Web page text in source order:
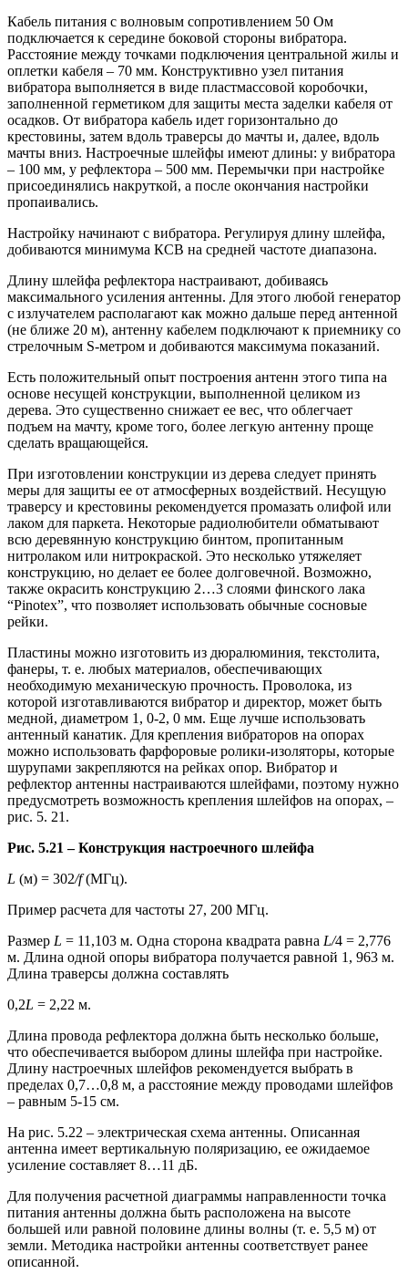
Кабель питания с волновым сопротивлением 50 Ом
подключается к середине боковой стороны вибратора.
Расстояние между точками подключения центральной жилы и
оплетки кабеля – 70 мм. Конструктивно узел питания
вибратора выполняется в виде пластмассовой коробочки,
заполненной герметиком для защиты места заделки кабеля от
осадков. От вибратора кабель идет горизонтально до
крестовины, затем вдоль траверсы до мачты и, далее, вдоль
мачты вниз. Настроечные шлейфы имеют длины: у вибратора
– 100 мм, у рефлектора – 500 мм. Перемычки при настройке
присоединялись накруткой, а после окончания настройки
пропаивались.
Настройку начинают с вибратора. Регулируя длину шлейфа,
добиваются минимума КСВ на средней частоте диапазона.
Длину шлейфа рефлектора настраивают, добиваясь
максимального усиления антенны. Для этого любой генератор
с излучателем располагают как можно дальше перед антенной
(не ближе 20 м), антенну кабелем подключают к приемнику со
стрелочным S-метром и добиваются максимума показаний.
Есть положительный опыт построения антенн этого типа на
основе несущей конструкции, выполненной целиком из
дерева. Это существенно снижает ее вес, что облегчает
подъем на мачту, кроме того, более легкую антенну проще
сделать вращающейся.
При изготовлении конструкции из дерева следует принять
меры для защиты ее от атмосферных воздействий. Несущую
траверсу и крестовины рекомендуется промазать олифой или
лаком для паркета. Некоторые радиолюбители обматывают
всю деревянную конструкцию бинтом, пропитанным
нитролаком или нитрокраской. Это несколько утяжеляет
конструкцию, но делает ее более долговечной. Возможно,
также окрасить конструкцию 2…3 слоями финского лака
“Pinotex”, что позволяет использовать обычные сосновые
рейки.
Пластины можно изготовить из дюралюминия, текстолита,
фанеры, т. е. любых материалов, обеспечивающих
необходимую механическую прочность. Проволока, из
которой изготавливаются вибратор и директор, может быть
медной, диаметром 1, 0-2, 0 мм. Еще лучше использовать
антенный канатик. Для крепления вибраторов на опорах
можно использовать фарфоровые ролики-изоляторы, которые
шурупами закрепляются на рейках опор. Вибратор и
рефлектор антенны настраиваются шлейфами, поэтому нужно
предусмотреть возможность крепления шлейфов на опорах, –
рис. 5. 21.
Рис. 5.21 – Конструкция настроечного шлейфа
L (м) = 302/f(МГц).
Пример расчета для частоты 27, 200 МГц.
Размер L = 11,103 м. Одна сторона квадрата равна L/4 = 2,776
м. Длина одной опоры вибратора получается равной 1, 963 м.
Длина траверсы должна составлять
0,2L = 2,22 м.
Длина провода рефлектора должна быть несколько больше,
что обеспечивается выбором длины шлейфа при настройке.
Длину настроечных шлейфов рекомендуется выбрать в
пределах 0,7…0,8 м, а расстояние между проводами шлейфов
– равным 5-15 см.
На рис. 5.22 – электрическая схема антенны. Описанная
антенна имеет вертикальную поляризацию, ее ожидаемое
усиление составляет 8…11 дБ.
Для получения расчетной диаграммы направленности точка
питания антенны должна быть расположена на высоте
большей или равной половине длины волны (т. е. 5,5 м) от
земли. Методика настройки антенны соответствует ранее
описанной.